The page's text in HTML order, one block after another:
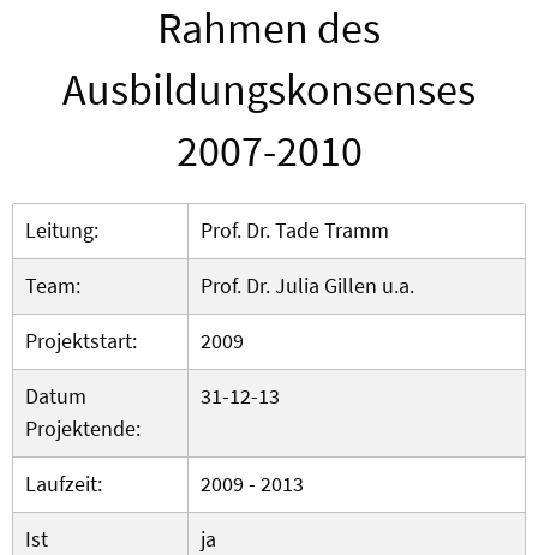
Rahmen des
Ausbildungskonsenses
2007-2010
Leitung:
Prof. Dr. Tade Tramm
Team:
Prof. Dr. Julia Gillen u.a.
Projektstart:
2009
Datum
Projektende:
31-12-13
Laufzeit:
2009 - 2013
Ist
ja